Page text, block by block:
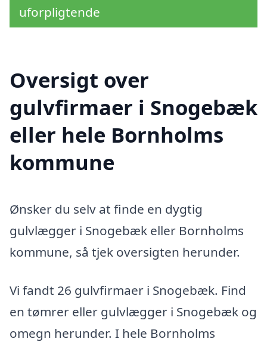
uforpligtende
Oversigt over
gulvfirmaer i Snogebæk
eller hele Bornholms
kommune
Ønsker du selv at finde en dygtig
gulvlægger i Snogebæk eller Bornholms
kommune, så tjek oversigten herunder.
Vi fandt 26 gulvfirmaer i Snogebæk. Find
en tømrer eller gulvlægger i Snogebæk og
omegn herunder. I hele Bornholms